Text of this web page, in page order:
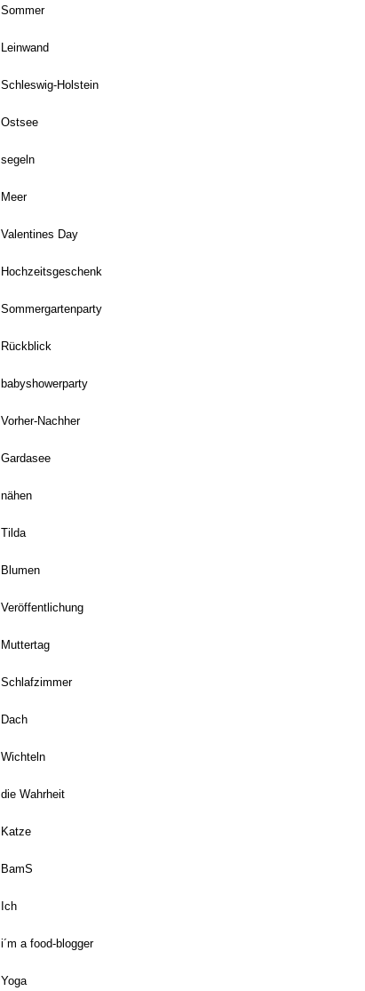
Sommer
Leinwand
Schleswig-Holstein
Ostsee
segeln
Meer
Valentines Day
Hochzeitsgeschenk
Sommergartenparty
Rückblick
babyshowerparty
Vorher-Nachher
Gardasee
nähen
Tilda
Blumen
Veröffentlichung
Muttertag
Schlafzimmer
Dach
Wichteln
die Wahrheit
Katze
BamS
Ich
i´m a food-blogger
Yoga